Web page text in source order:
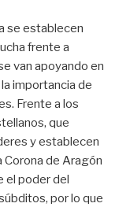
se establecen
frente a
van apoyando en
importancia de
Frente a los
que
y establecen
Corona de Aragón
el poder del
por lo que